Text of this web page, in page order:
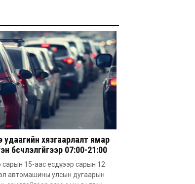
удаагийн хязгаарлалт ямар
бүсчлэлгүйгээр 07:00-21:00
хооронд үйлчлэх
сарын 15-аас есдүгээр сарын 12
автомашины улсын дугаарын